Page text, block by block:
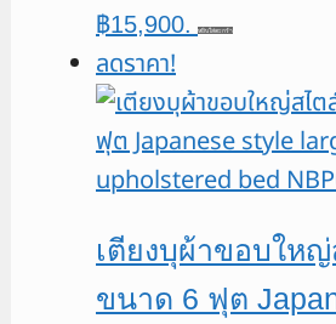
฿15,900.
หยิบใส่ตะกร้า
ลดราคา!
เตียงบุผ้าขอบให
ขนาด 6 ฟุต